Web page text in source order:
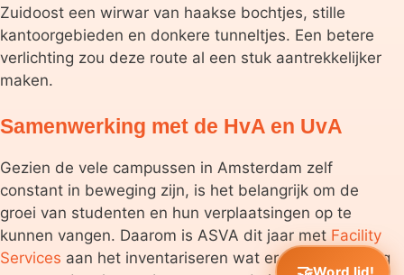
Zuidoost een wirwar van haakse bochtjes, stille
kantoorgebieden en donkere tunneltjes. Een betere
verlichting zou deze route al een stuk aantrekkelijker
maken.
Samenwerking met de HvA en UvA
Gezien de vele campussen in Amsterdam zelf
constant in beweging zijn, is het belangrijk om de
groei van studenten en hun verplaatsingen op te
kunnen vangen. Daarom is ASVA dit jaar met Facility
Services aan het inventariseren wat er op de planning
Word lid!